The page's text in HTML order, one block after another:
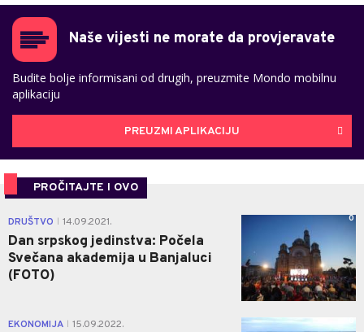
Naše vijesti ne morate da provjeravate
Budite bolje informisani od drugih, preuzmite Mondo mobilnu
aplikaciju
PREUZMI APLIKACIJU
PROČITAJTE I OVO
DRUŠTVO 14.09.2021.
Dan srpskog jedinstva: Počela
Svečana akademija u Banjaluci
(FOTO)
0
EKONOMIJA 15.09.2022. 0